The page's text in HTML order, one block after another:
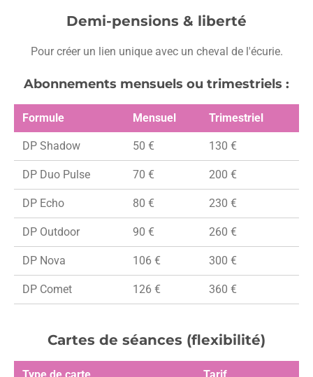
Demi-pensions & liberté
Pour créer un lien unique avec un cheval de l'écurie.
Abonnements mensuels ou trimestriels :
Formule Mensuel Trimestriel
DP Shadow 50 € 130 €
DP Duo Pulse 70 € 200 €
DP Echo 80 € 230 €
DP Outdoor 90 € 260 €
DP Nova 106 € 300 €
DP Comet 126 € 360 €
Cartes de séances (flexibilité)